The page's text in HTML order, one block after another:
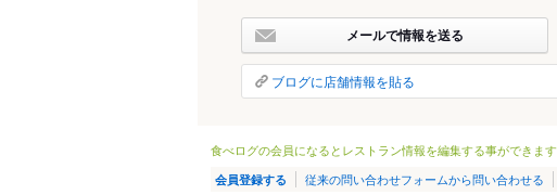
メールで情報を送る
ブログに店舗情報を貼る
食べログの会員になるとレストラン情報を編集する事ができま
会員登録する 従来の問い合わせフォームから問い合わせる